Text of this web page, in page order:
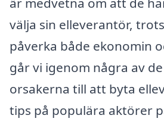
välja sin elleverantör,
påverka både ekonomin
går vi igenom några av
orsakerna till att byta
tips på populära aktörer